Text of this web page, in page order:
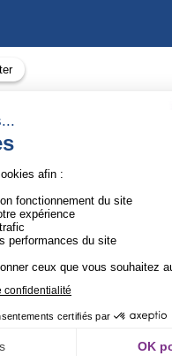
de l’ESS certifiée Quali’OP